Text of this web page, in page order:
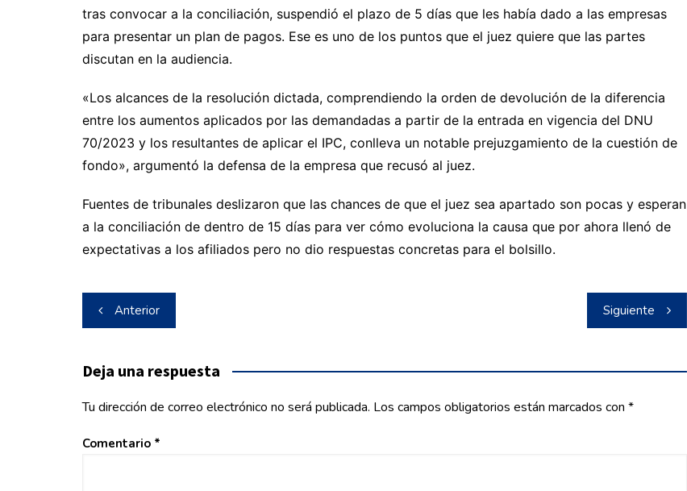
tras convocar a la conciliación, suspendió el plazo de 5 días que les había dado a las empresas
para presentar un plan de pagos. Ese es uno de los puntos que el juez quiere que las partes
discutan en la audiencia.
«Los alcances de la resolución dictada, comprendiendo la orden de devolución de la diferencia
entre los aumentos aplicados por las demandadas a partir de la entrada en vigencia del DNU
70/2023 y los resultantes de aplicar el IPC, conlleva un notable prejuzgamiento de la cuestión de
fondo», argumentó la defensa de la empresa que recusó al juez.
Fuentes de tribunales deslizaron que las chances de que el juez sea apartado son pocas y esperan
a la conciliación de dentro de 15 días para ver cómo evoluciona la causa que por ahora llenó de
expectativas a los afiliados pero no dio respuestas concretas para el bolsillo.
Navegación
de
entradas
Anterior Siguiente
Deja una respuesta
Tu dirección de correo electrónico no será publicada. Los campos obligatorios están marcados con *
Comentario *